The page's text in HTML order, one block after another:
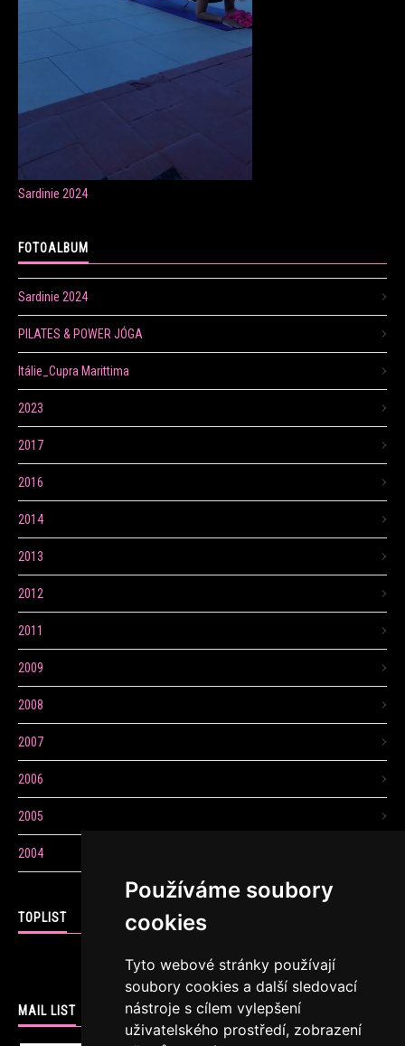
Používáme soubory
cookies
Tyto webové stránky používají
soubory cookies a další sledovací
nástroje s cílem vylepšení
uživatelského prostředí, zobrazení
+420 724 023 632
Update cookies preferences
Sardinie 2024
FOTOALBUM
Sardinie 2024
PILATES & POWER JÓGA
Itálie_Cupra Marittima
2023
2017
2016
2014
2013
2012
2011
2009
2008
2007
2006
2005
2004
TOPLIST
MAIL LIST